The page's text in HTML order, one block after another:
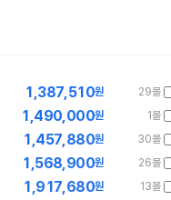
29몰
1,387,510원
1몰
1,490,000원
30몰
1,457,880원
26몰
1,568,900원
13몰
1,917,680원